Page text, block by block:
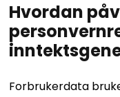
Hvordan
Forbrukerdata